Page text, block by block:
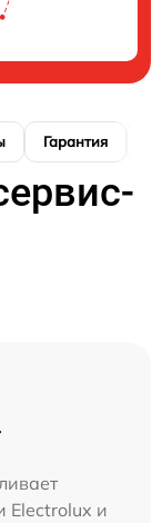
Гарантия
Electrolux и